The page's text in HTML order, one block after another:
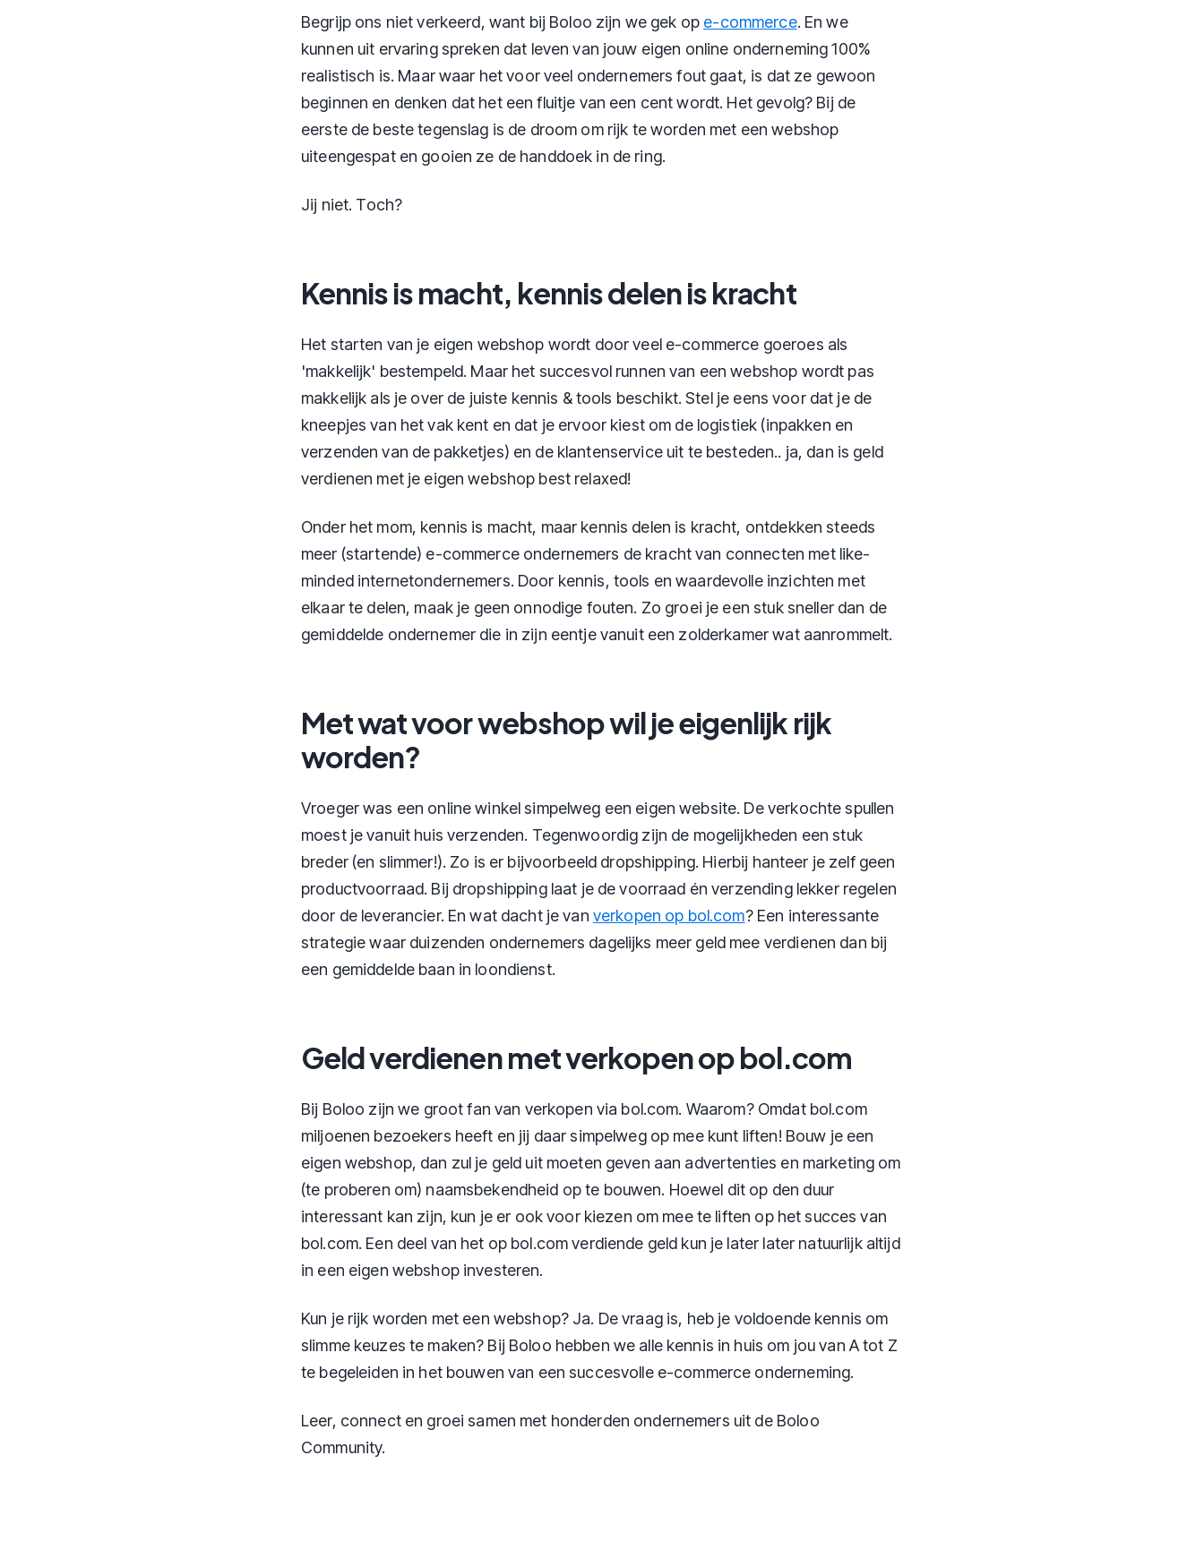
Begrijp ons niet verkeerd, want bij Boloo zijn we gek op e-commerce. En we
kunnen uit ervaring spreken dat leven van jouw eigen online onderneming 100%
realistisch is. Maar waar het voor veel ondernemers fout gaat, is dat ze gewoon
beginnen en denken dat het een fluitje van een cent wordt. Het gevolg? Bij de
eerste de beste tegenslag is de droom om rijk te worden met een webshop
uiteengespat en gooien ze de handdoek in de ring.
Jij niet. Toch?
Kennis is macht, kennis delen is kracht
Het starten van je eigen webshop wordt door veel e-commerce goeroes als
'makkelijk' bestempeld. Maar het succesvol runnen van een webshop wordt pas
makkelijk als je over de juiste kennis & tools beschikt. Stel je eens voor dat je de
kneepjes van het vak kent en dat je ervoor kiest om de logistiek (inpakken en
verzenden van de pakketjes) en de klantenservice uit te besteden.. ja, dan is geld
verdienen met je eigen webshop best relaxed!
Onder het mom, kennis is macht, maar kennis delen is kracht, ontdekken steeds
meer (startende) e-commerce ondernemers de kracht van connecten met like-
minded internetondernemers. Door kennis, tools en waardevolle inzichten met
elkaar te delen, maak je geen onnodige fouten. Zo groei je een stuk sneller dan de
gemiddelde ondernemer die in zijn eentje vanuit een zolderkamer wat aanrommelt.
Met wat voor webshop wil je eigenlijk rijk
worden?
Vroeger was een online winkel simpelweg een eigen website. De verkochte spullen
moest je vanuit huis verzenden. Tegenwoordig zijn de mogelijkheden een stuk
breder (en slimmer!). Zo is er bijvoorbeeld dropshipping. Hierbij hanteer je zelf geen
productvoorraad. Bij dropshipping laat je de voorraad én verzending lekker regelen
door de leverancier. En wat dacht je van verkopen op bol.com? Een interessante
strategie waar duizenden ondernemers dagelijks meer geld mee verdienen dan bij
een gemiddelde baan in loondienst.
Geld verdienen met verkopen op bol.com
Bij Boloo zijn we groot fan van verkopen via bol.com. Waarom? Omdat bol.com
miljoenen bezoekers heeft en jij daar simpelweg op mee kunt liften! Bouw je een
eigen webshop, dan zul je geld uit moeten geven aan advertenties en marketing om
(te proberen om) naamsbekendheid op te bouwen. Hoewel dit op den duur
interessant kan zijn, kun je er ook voor kiezen om mee te liften op het succes van
bol.com. Een deel van het op bol.com verdiende geld kun je later later natuurlijk altijd
in een eigen webshop investeren.
Kun je rijk worden met een webshop? Ja. De vraag is, heb je voldoende kennis om
slimme keuzes te maken? Bij Boloo hebben we alle kennis in huis om jou van A tot Z
te begeleiden in het bouwen van een succesvolle e-commerce onderneming.
Leer, connect en groei samen met honderden ondernemers uit de Boloo
Community.